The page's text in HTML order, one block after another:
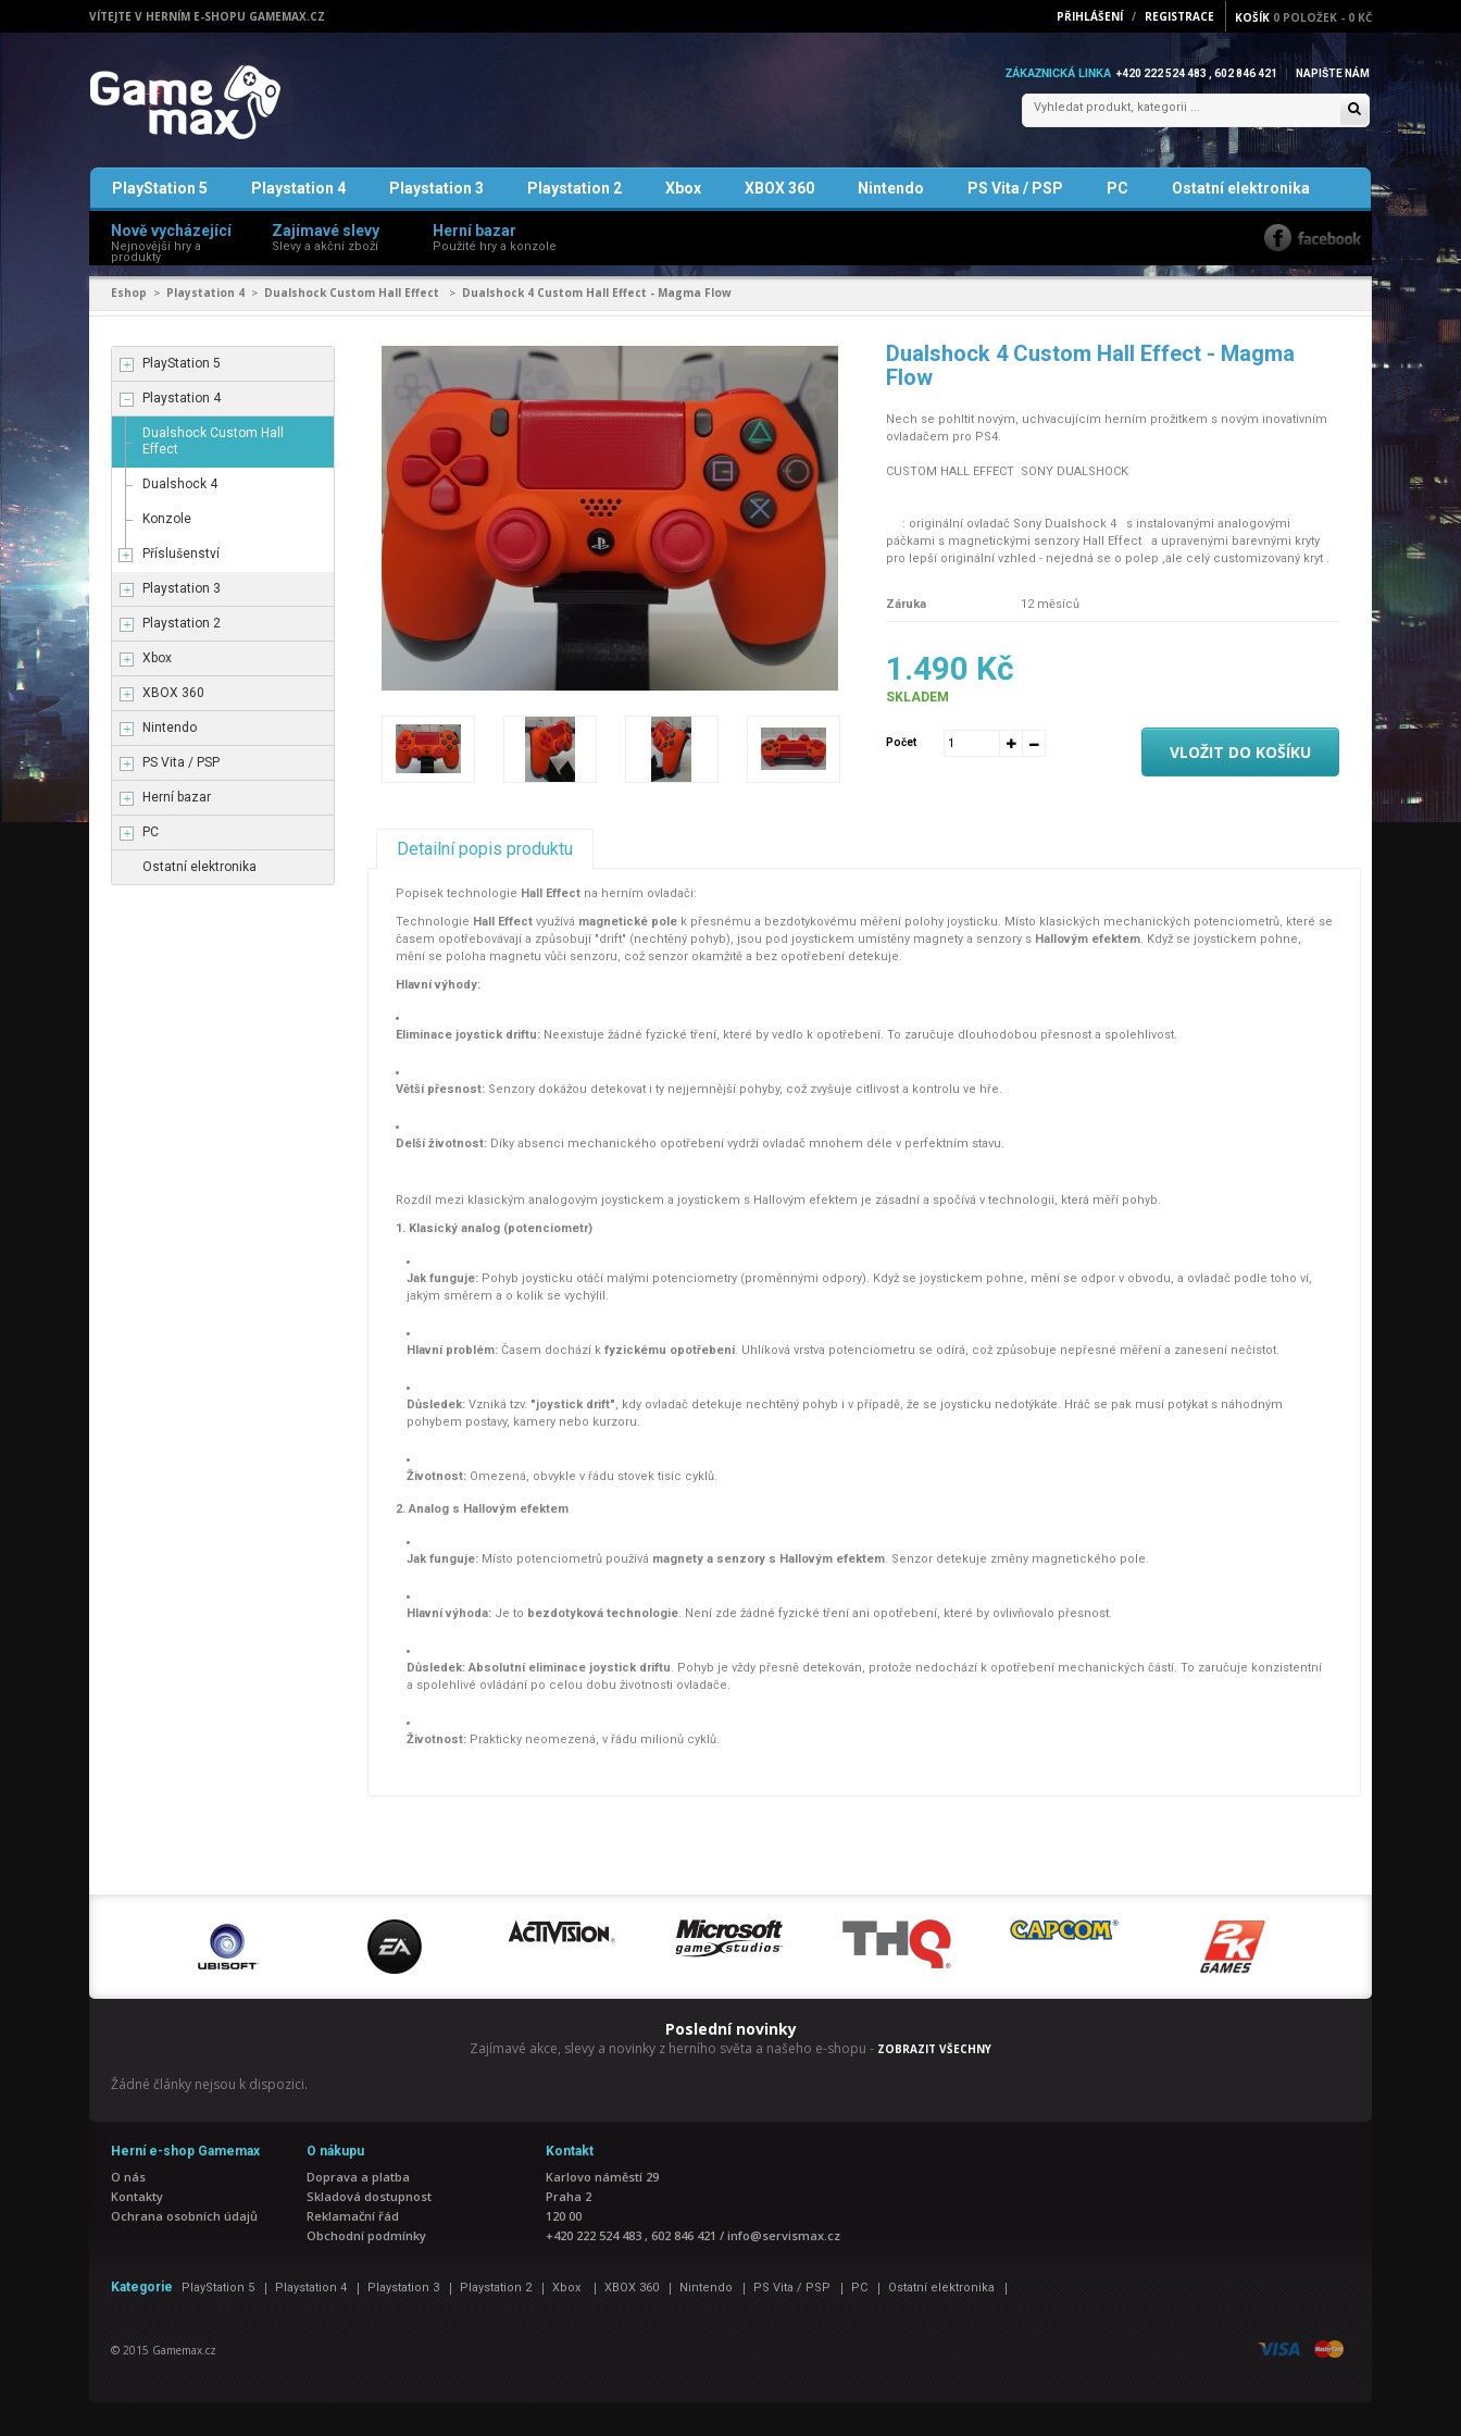
VÍTEJTE V HERNÍM E-SHOPU GAMEMAX.CZ PŘIHLÁŠENÍ / REGISTRACE KOŠÍK 0 POLOŽEK - 0 KČ
ZÁKAZNICKÁ LINKA +420 222 524 483 , 602 846 421 NAPIŠTE NÁM
PlayStation 5 Playstation 4 Playstation 3 Playstation 2 Xbox XBOX 360 Nintendo PS Vita / PSP PC Ostatní elektronika
Nově vycházející
Nejnovější hry a
produkty
Zajímavé slevy
Slevy a akční zboží
Herní bazar
Použité hry a konzole
Eshop > Playstation 4 > Dualshock Custom Hall Effect > Dualshock 4 Custom Hall Effect - Magma Flow
PlayStation 5
Playstation 4
Dualshock Custom Hall
Effect
Dualshock 4
Konzole
Příslušenství
Playstation 3
Playstation 2
Xbox
XBOX 360
Nintendo
PS Vita / PSP
Herní bazar
PC
Ostatní elektronika
Dualshock 4 Custom Hall Effect - Magma
Flow
Nech se pohltit novým, uchvacujícím herním prožitkem s novým inovativním
ovladačem pro PS4.
CUSTOM HALL EFFECT SONY DUALSHOCK
: originální ovladač Sony Dualshock 4 s instalovanými analogovými
páčkami s magnetickými senzory Hall Effect a upravenými barevnými kryty
pro lepší originální vzhled - nejedná se o polep ,ale celý customizovaný kryt .
Kalibrovatelný rozsah analogu: Tato verze nyní umožňuje auto kalibraci, díky
kruhovitosti, což zajišťuje vyšší přesnost.
Optimalizované ovládání: Hladší a konzistentnější odezva modulů poskytuje
přesnější ovládání a bezproblémový herní zážitek.
Pouze ovladač bez krabičky
Záruka 12 měsíců
1.490 Kč
SKLADEM
Počet VLOŽIT DO KOŠÍKU
Detailní popis produktu
Popisek technologie Hall Effectna herním ovladači:
Technologie Hall Effectvyužívá magnetické polek přesnému a bezdotykovému měření polohy joysticku. Místo klasických mechanických potenciometrů, které se
časem opotřebovávají a způsobují "drift" (nechtěný pohyb), jsou pod joystickem umístěny magnety a senzory s Hallovým efektem. Když se joystickem pohne,
mění se poloha magnetu vůči senzoru, což senzor okamžitě a bez opotřebení detekuje.
Hlavní výhody:
Eliminace joystick driftu:Neexistuje žádné fyzické tření, které by vedlo k opotřebení. To zaručuje dlouhodobou přesnost a spolehlivost.
Větší přesnost:Senzory dokážou detekovat i ty nejjemnější pohyby, což zvyšuje citlivost a kontrolu ve hře.
Delší životnost:Díky absenci mechanického opotřebení vydrží ovladač mnohem déle v perfektním stavu.
Rozdíl mezi klasickým analogovým joystickem a joystickem s Hallovým efektem je zásadní a spočívá v technologii, která měří pohyb.
1. Klasický analog (potenciometr)
Jak funguje:Pohyb joysticku otáčí malými potenciometry (proměnnými odpory). Když se joystickem pohne, mění se odpor v obvodu, a ovladač podle toho ví,
jakým směrem a o kolik se vychýlil.
Hlavní problém:Časem dochází k fyzickému opotřebení. Uhlíková vrstva potenciometru se odírá, což způsobuje nepřesné měření a zanesení nečistot.
Důsledek:Vzniká tzv. "joystick drift", kdy ovladač detekuje nechtěný pohyb i v případě, že se joysticku nedotýkáte. Hráč se pak musí potýkat s náhodným
pohybem postavy, kamery nebo kurzoru.
Životnost:Omezená, obvykle v řádu stovek tisíc cyklů.
2. Analog s Hallovým efektem
Jak funguje:Místo potenciometrů používá magnety a senzory s Hallovým efektem. Senzor detekuje změny magnetického pole.
Hlavní výhoda:Je to bezdotyková technologie. Není zde žádné fyzické tření ani opotřebení, které by ovlivňovalo přesnost.
Důsledek: Absolutní eliminace joystick driftu. Pohyb je vždy přesně detekován, protože nedochází k opotřebení mechanických částí. To zaručuje konzistentní
a spolehlivé ovládání po celou dobu životnosti ovladače.
Životnost:Prakticky neomezená, v řádu milionů cyklů.
Poslední novinky
Zajímavé akce, slevy a novinky z herního světa a našeho e-shopu - ZOBRAZIT VŠECHNY
Žádné články nejsou k dispozici.
Herní e-shop Gamemax
O nás
Kontakty
Ochrana osobních údajů
O nákupu
Doprava a platba
Skladová dostupnost
Reklamační řád
Obchodní podmínky
Kontakt
Karlovo náměstí 29
Praha 2
120 00
+420 222 524 483 , 602 846 421 / info@servismax.cz
Kategorie PlayStation 5 | Playstation 4 | Playstation 3 | Playstation 2 | Xbox | XBOX 360 | Nintendo | PS Vita / PSP | PC | Ostatní elektronika |
© 2015 Gamemax.cz